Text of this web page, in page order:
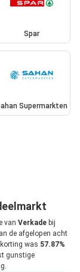
Spar
Supermarkten
van Verkade bij
de afgelopen acht
was 57.87%
gunstige